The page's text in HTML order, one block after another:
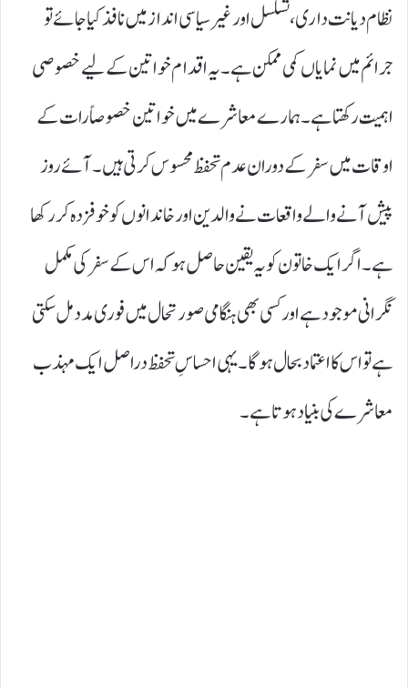
نظام دیانت داری، تسلسل اور غیر سیاسی انداز میں نافذ کیا جائے تو
جرائم میں نمایاں کمی ممکن ہے۔ یہ اقدام خواتین کے لیے خصوصی
اہمیت رکھتا ہے۔ ہمارے معاشرے میں خواتین خصوصاً رات کے
اوقات میں سفر کے دوران عدم تحفظ محسوس کرتی ہیں۔ آئے روز
پیش آنے والے واقعات نے والدین اور خاندانوں کو خوفزدہ کر رکھا
ہے۔ اگر ایک خاتون کو یہ یقین حاصل ہو کہ اس کے سفر کی مکمل
نگرانی موجود ہے اور کسی بھی ہنگامی صورتحال میں فوری مدد مل سکتی
ہے تو اس کا اعتماد بحال ہوگا۔ یہی احساسِ تحفظ دراصل ایک مہذب
معاشرے کی بنیاد ہوتا ہے۔